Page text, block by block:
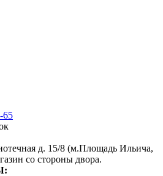
65
д. 15/8 (м.Площадь Ильича,
со стороны двора.